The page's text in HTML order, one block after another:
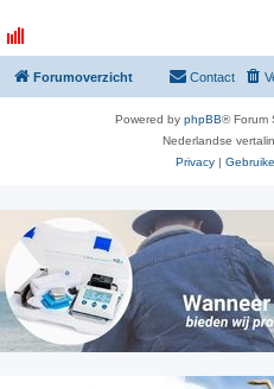
Forumoverzicht Contact
Powered by phpBB® Forum
Nederlandse
Privacy |